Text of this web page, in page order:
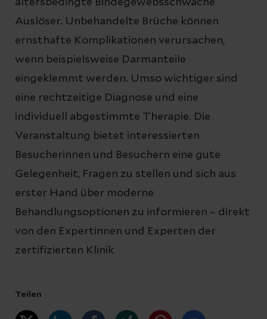
altersbedingte Bindegewebsschwäche
Auslöser. Unbehandelte Brüche können
ernsthafte Komplikationen verursachen,
wenn beispielsweise Darmanteile
eingeklemmt werden. Umso wichtiger sind
eine rechtzeitige Diagnose und eine
individuell abgestimmte Therapie. Die
Veranstaltung bietet interessierten
Besucherinnen und Besuchern eine gute
Gelegenheit, Fragen zu stellen und sich aus
erster Hand über moderne
Behandlungsoptionen zu informieren – direkt
von den Expertinnen und Experten der
zertifizierten Klinik
Teilen